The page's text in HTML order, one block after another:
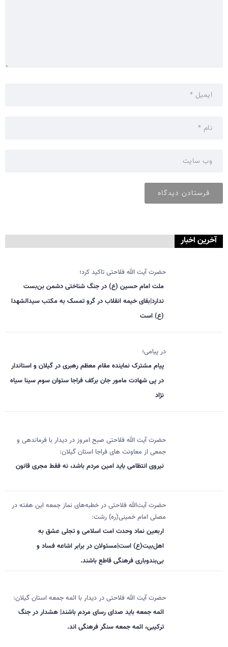
آخرین اخبار
حضرت آیت الله فلاحتی تاکید کرد؛
ملت امام حسین (ع) در جنگ شناختی دشمن بن‌بست
ندارد|بقای خیمه انقلاب در گرو تمسک به مکتب سیدالشهدا
(ع) است
در پیامی؛
پیام مشترک نماینده مقام معظم رهبری در گیلان و استاندار
در پی شهادت مامور جان برکف فراجا ستوان سوم سینا سیاه
نژاد
حضرت آیت الله فلاحتی صبح امروز در دیدار با فرماندهی و
جمعی از معاونت های فراجا استان گیلان:
نیروی انتظامی باید امین مردم باشد، نه فقط مجری قانون
حضرت آیت‌الله فلاحتی در خطبه‌های نماز جمعه این هفته در
مصلی امام خمینی(ره) رشت:
اربعین نماد وحدت امت اسلامی و تجلی عشق به
اهل‌بیت(ع) است|مسئولان در برابر اشاعه فساد و
بی‌بندوباری فرهنگی قاطع باشند.
حضرت آیت الله فلاحتی در دیدار با ائمه جمعه استان گیلان:
ائمه جمعه باید صدای رسای مردم باشند| هشدار در جنگ
ترکیبی، ائمه جمعه سنگر فرهنگی اند.